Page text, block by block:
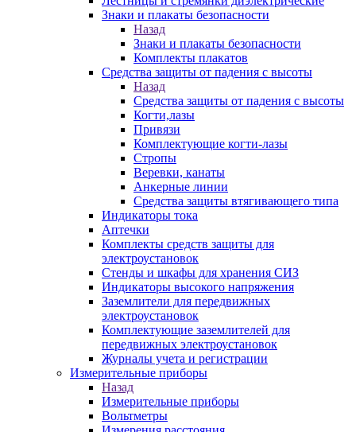
Знаки и плакаты безопасности
Назад
Знаки и плакаты безопасности
Комплекты плакатов
Средства защиты от падения с высоты
Назад
Средства защиты от падения с высоты
Когти,лазы
Привязи
Комплектующие когти-лазы
Стропы
Веревки, канаты
Анкерные линии
Средства защиты втягивающего типа
Индикаторы тока
Аптечки
Комплекты средств защиты для
электроустановок
Стенды и шкафы для хранения СИЗ
Индикаторы высокого напряжения
Заземлители для передвижных
электроустановок
Комплектующие заземлителей для
передвижных электроустановок
Журналы учета и регистрации
Измерительные приборы
Назад
Измерительные приборы
Вольтметры